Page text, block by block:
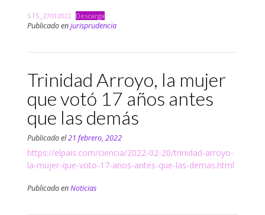
STS_27012022 Descarga
Publicado enjurisprudencia
Trinidad Arroyo, la mujer
que votó 17 años antes
que las demás
Publicado el21 febrero, 2022
https://elpais.com/ciencia/2022-02-20/trinidad-arroyo-
la-mujer-que-voto-17-anos-antes-que-las-demas.html
Publicado enNoticias